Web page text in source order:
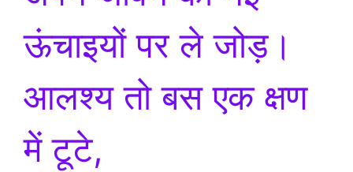
ऊंचाइयों पर ले जोड़।
आलश्य तो बस एक क्षण
में टूटे,